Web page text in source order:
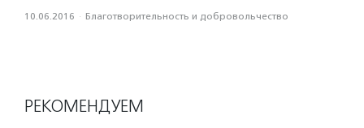
10.06.2016 · Благотвори­тель­ность и доброволь­чест­во
РЕКОМЕНДУЕМ